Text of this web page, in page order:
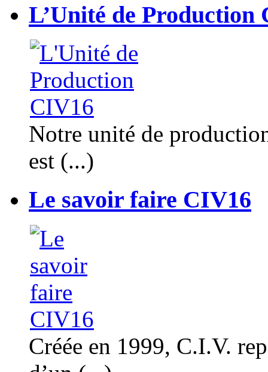
L’Unité de Production
Notre unité de
est (...)
Le savoir faire CIV16
Créée en 1999, C.I.V.